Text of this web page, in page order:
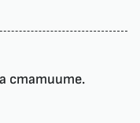
статиите.